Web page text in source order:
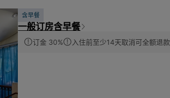
含早餐
一般订房含早餐
订金 30% 入住前至少14天取消可全额退款